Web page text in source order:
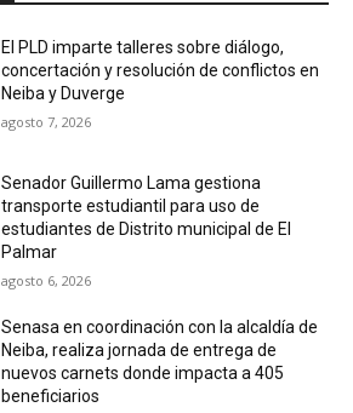
El PLD imparte talleres sobre diálogo,
concertación y resolución de conflictos en
Neiba y Duverge
agosto 7, 2026
Senador Guillermo Lama gestiona
transporte estudiantil para uso de
estudiantes de Distrito municipal de El
Palmar
agosto 6, 2026
Senasa en coordinación con la alcaldía de
Neiba, realiza jornada de entrega de
nuevos carnets donde impacta a 405
beneficiarios